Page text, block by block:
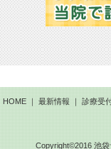
HOME｜最新情報｜診療受
Copyright©2016 池